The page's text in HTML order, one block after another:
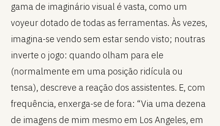
gama de imaginário visual é vasta, como um
voyeur dotado de todas as ferramentas. Às vezes,
imagina-se vendo sem estar sendo visto; noutras
inverte o jogo: quando olham para ele
(normalmente em uma posição ridícula ou
tensa), descreve a reação dos assistentes. E, com
frequência, enxerga-se de fora: “Via uma dezena
de imagens de mim mesmo em Los Angeles, em